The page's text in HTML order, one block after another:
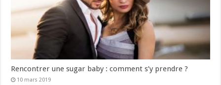
Rencontrer une sugar baby : comment s’y prendre ?
10 mars 2019